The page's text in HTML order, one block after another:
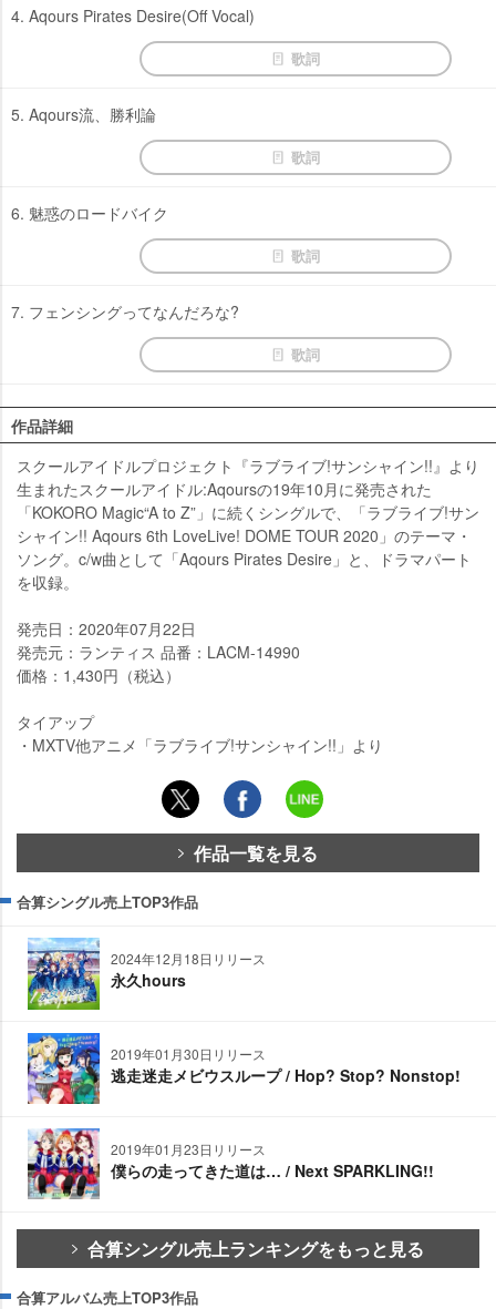
4. Aqours Pirates Desire(Off Vocal)
歌詞
5. Aqours流、勝利論
歌詞
6. 魅惑のロードバイク
歌詞
7. フェンシングってなんだろな?
歌詞
作品詳細
スクールアイドルプロジェクト『ラブライブ!サンシャイン!!』より
生まれたスクールアイドル:Aqoursの19年10月に発売された
「KOKORO Magic“A to Z”」に続くシングルで、「ラブライブ!サン
シャイン!! Aqours 6th LoveLive! DOME TOUR 2020」のテーマ・
ソング。c/w曲として「Aqours Pirates Desire」と、ドラマパート
を収録。
発売日：2020年07月22日
発売元：ランティス 品番：LACM-14990
価格：1,430円（税込）
タイアップ
・MXTV他アニメ「ラブライブ!サンシャイン!!」より
作品一覧を見る
合算シングル売上TOP3作品
2024年12月18日リリース
永久hours
2019年01月30日リリース
逃走迷走メビウスループ / Hop? Stop? Nonstop!
2019年01月23日リリース
僕らの走ってきた道は… / Next SPARKLING!!
合算シングル売上ランキングをもっと見る
合算アルバム売上TOP3作品